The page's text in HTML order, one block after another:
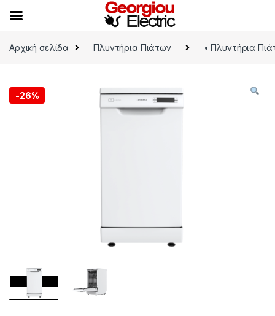
Αρχική σελίδα
Πλυντήρια Πιάτων • Πλυντήρια
-26%